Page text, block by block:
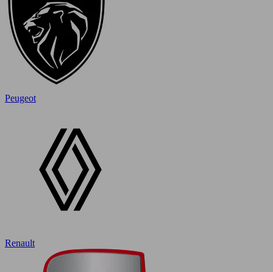
Peugeot
Renault